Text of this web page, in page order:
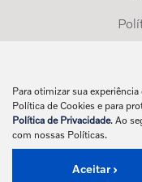
No
Para otimizar sua
Política de Cookies e para
Política de Privacidade. Ao
com nossas Políticas.
Aceitar